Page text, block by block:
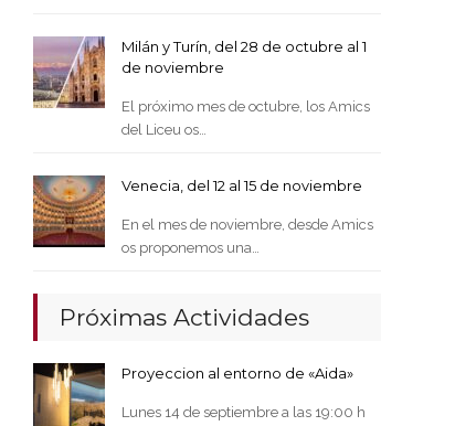
Milán y Turín, del 28 de octubre al 1
de noviembre
El próximo mes de octubre, los Amics
del Liceu os…
Venecia, del 12 al 15 de noviembre
En el mes de noviembre, desde Amics
os proponemos una…
Próximas Actividades
Proyeccion al entorno de «Aida»
Lunes 14 de septiembre a las 19:00 h